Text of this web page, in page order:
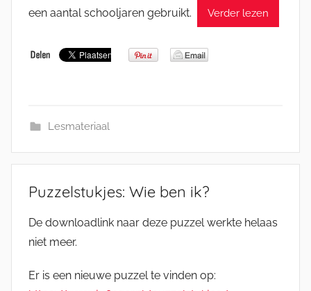
een aantal schooljaren gebruikt. Verder lezen
Lesmateriaal
Puzzelstukjes: Wie ben ik?
De downloadlink naar deze puzzel werkte helaas
niet meer.
Er is een nieuwe puzzel te vinden op: